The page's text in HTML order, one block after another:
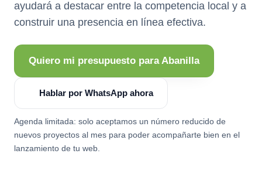
ayudará a destacar entre la competencia local y a
construir una presencia en línea efectiva.
Quiero mi presupuesto para Abanilla
Hablar por WhatsApp ahora
Agenda limitada: solo aceptamos un número reducido de
nuevos proyectos al mes para poder acompañarte bien en el
lanzamiento de tu web.